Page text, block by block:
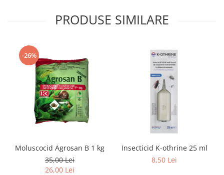
PRODUSE SIMILARE
-26%
Moluscocid Agrosan B 1 kg
35,00 Lei
26,00 Lei
Insecticid K-othrine 25 ml
8,50 Lei